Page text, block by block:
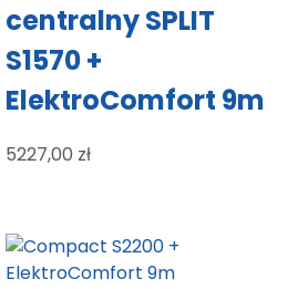
centralny SPLIT
S1570 +
ElektroComfort 9m
5227,00 zł